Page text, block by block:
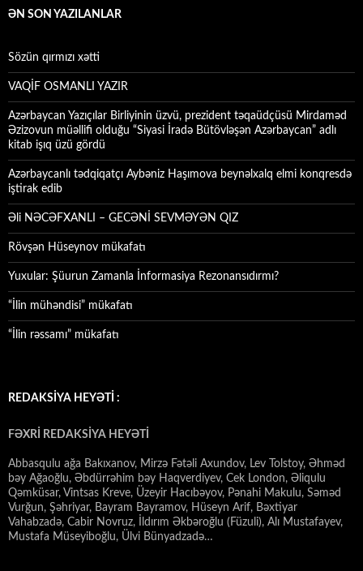
ƏN SON YAZILANLAR
Sözün qırmızı xətti
VAQİF OSMANLI YAZIR
Azərbaycan Yazıçılar Birliyinin üzvü, prezident təqaüdçüsü Mirdaməd
Əzizovun müəllifi olduğu “Siyasi İradə Bütövləşən Azərbaycan” adlı
kitab işıq üzü gördü
Azərbaycanlı tədqiqatçı Aybəniz Haşımova beynəlxalq elmi konqresdə
iştirak edib
Əli NƏCƏFXANLI – GECƏNİ SEVMƏYƏN QIZ
Rövşən Hüseynov mükafatı
Yuxular: Şüurun Zamanla İnformasiya Rezonansıdırmı?
“İlin mühəndisi” mükafatı
“İlin rəssamı” mükafatı
REDAKSİYA HEYƏTİ :
FƏXRİ REDAKSİYA HEYƏTİ
Abbasqulu ağa Bakıxanov, Mirzə Fətəli Axundov, Lev Tolstoy, Əhməd
bəy Ağaoğlu, Əbdürrəhim bəy Haqverdiyev, Cek London, Əliqulu
Qəmküsar, Vintsas Kreve, Üzeyir Hacıbəyov, Pənahi Makulu, Səməd
Vurğun, Şəhriyar, Bayram Bayramov, Hüseyn Arif, Bəxtiyar
Vahabzadə, Cabir Novruz, İldırım Əkbəroğlu (Füzuli), Alı Mustafayev,
Mustafa Müseyiboğlu, Ülvi Bünyadzadə…